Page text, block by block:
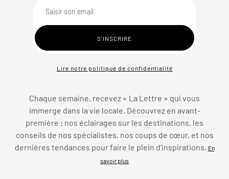
Lire notre politique de confidentialité
Chaque semaine, recevez « La Lettre » qui vous
immerge dans la vie locale. Découvrez en avant-
première : nos éclairages sur les destinations, les
conseils de nos spécialistes, nos coups de cœur, et nos
dernières tendances pour faire le plein d’inspirations.
En
savoir plus